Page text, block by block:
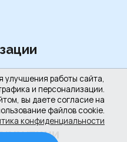
улучшения работы сайта,
и персонализации.
вы даете согласие на
файлов cookie.
конфиденциальности